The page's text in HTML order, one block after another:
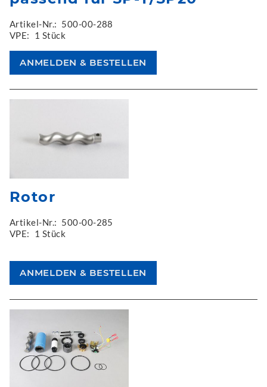
Artikel-Nr.: 500-00-288
VPE:
1 Stück
Rotor
Artikel-Nr.: 500-00-285
VPE:
1 Stück